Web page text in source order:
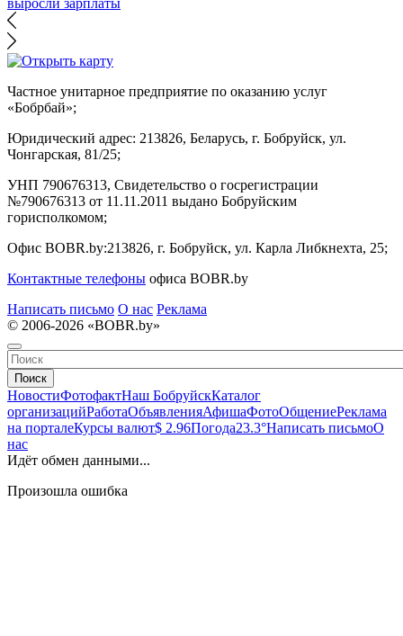
выросли зарплаты
Частное унитарное предприятие по оказанию услуг
«Бобрбай»;
Юридический адрес: 213826, Беларусь, г. Бобруйск, ул.
Чонгарская, 81/25;
УНП 790676313, Свидетельство о госрегистрации
№790676313 от 11.11.2011 выдано Бобруйским
горисполкомом;
Офис BOBR.by:213826, г. Бобруйск, ул. Карла Либкнехта, 25;
Контактные телефоны офиса BOBR.by
Написать письмо О нас Реклама
© 2006-2026 «BOBR.by»
Поиск
НовостиФотофактНаш БобруйскКаталог
организацийРаботаОбъявленияАфишаФотоОбщениеРеклама
на порталеКурсы валют$ 2.96Погода23.3°Написать письмоО
нас
Идёт обмен данными...
Произошла ошибка